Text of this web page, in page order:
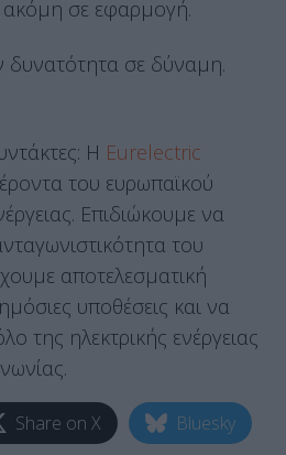
ακόμη σε εφαρμογή.
δυνατότητα σε δύναμη.
Η Eurelectric
του ευρωπαϊκού
Επιδιώκουμε να
του
αποτελεσματική
υποθέσεις και να
της ηλεκτρικής ενέργειας
Share on X Bluesky